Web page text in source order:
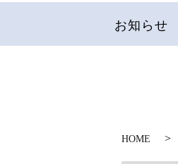
お知らせ
HOME